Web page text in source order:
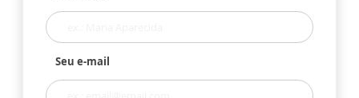
Seu e-mail